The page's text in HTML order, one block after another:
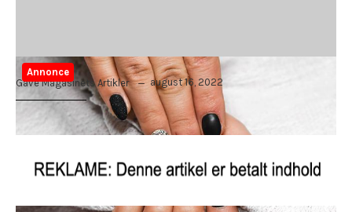
Annonce
Gave Magasinets Artikler
august 16, 2022